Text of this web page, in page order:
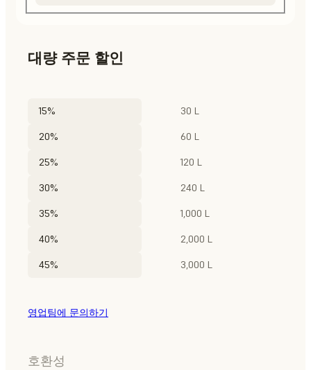
대량 주문 할인
15% 30 L
20% 60 L
25% 120 L
30% 240 L
35% 1,000 L
40% 2,000 L
45% 3,000 L
영업팀에 문의하기
호환성